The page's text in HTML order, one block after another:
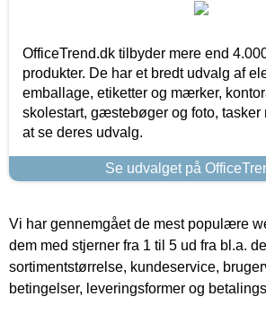
OfficeTrend.dk tilbyder mere end
produkter. De har et bredt udvalg af
emballage, etiketter og mærker,
skolestart, gæstebøger og foto, tasker
at se deres udvalg.
Se udvalget på
Vi har gennemgået de mest populære
dem med stjerner fra 1 til 5 ud fra bl.a.
sortimentstørrelse, kundeservice,
betingelser, leveringsformer og